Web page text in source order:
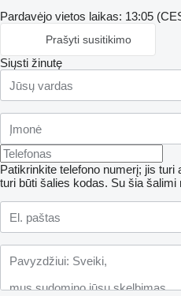
Pardavėjo vietos laikas: 13:05
Prašyti susitikimo
Siųsti žinutę
Patikrinkite telefono numerį; jis turi
turi būti šalies kodas. Su šia šalimi